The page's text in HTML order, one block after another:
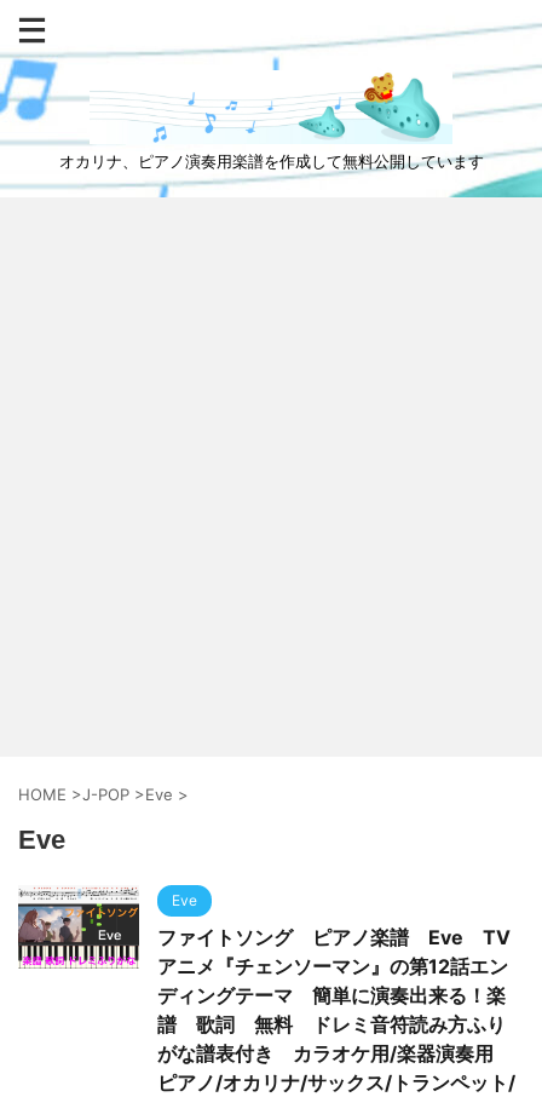
オカリナ、ピアノ演奏用楽譜を作成して無料公開しています
HOME >J-POP >Eve >
Eve
Eve
ファイトソング ピアノ楽譜 Eve TV
アニメ『チェンソーマン』の第12話エン
ディングテーマ 簡単に演奏出来る！楽
譜 歌詞 無料 ドレミ音符読み方ふり
がな譜表付き カラオケ用/楽器演奏用
ピアノ/オカリナ/サックス/トランペット/